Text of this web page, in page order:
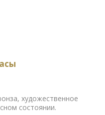
художественное
состоянии.